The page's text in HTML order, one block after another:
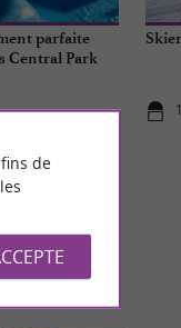
parfaite
Central Park
de